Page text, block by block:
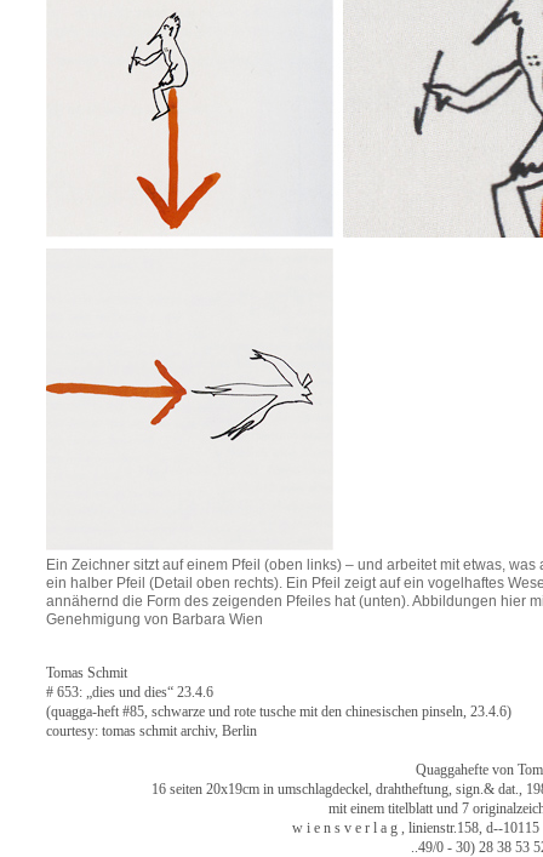
Ein Zeichner sitzt auf einem Pfeil (oben links) – und arbeitet mit etwas, was
ein halber Pfeil (Detail oben rechts). Ein Pfeil zeigt auf ein vogelhaftes
annähernd die Form des zeigenden Pfeiles hat (unten). Abbildungen hier
Genehmigung von Barbara Wien
Tomas Schmit
# 653: „dies und dies“ 23.4.6
(quagga-heft #85, schwarze und rote tusche mit den chinesischen pinseln, 23.4.6)
courtesy: tomas schmit archiv, Berlin
Quaggahefte von
16 seiten 20x19cm in umschlagdeckel, drahtheftung, sign.&
mit einem titelblatt und 7
w i e n s v e r l a g , linienstr.158, d--
..49/0 - 30) 28 38